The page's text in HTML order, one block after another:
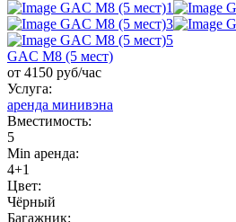
GAC M8 (5 мест)
от 4150 руб/час
Услуга:
аренда минивэна
Вместимость:
5
Min аренда:
4+1
Цвет:
Чёрный
Багажник: